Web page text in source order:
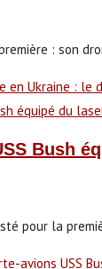
première : son
en Ukraine : le
Bush
pour la
avions USS